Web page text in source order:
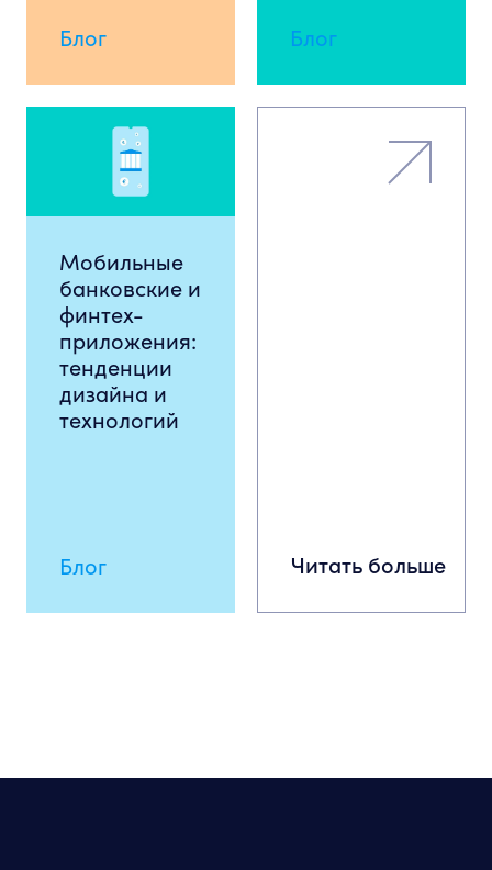
Блог Блог
Мобильные
банковские и
финтех-
приложения:
тенденции
дизайна и
технологий
Блог Читать больше